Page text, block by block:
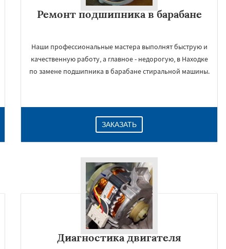
Ремонт подшипника в барабане
Наши профессиональные мастера выполнят быструю и
качественную работу, а главное - недорогую, в Находке
по замене подшипника в барабане стиральной машины.
ЗАКАЗАТЬ
Диагностика двигателя